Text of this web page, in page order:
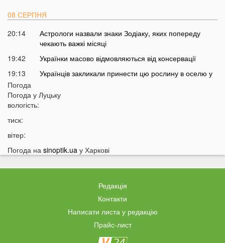
08 СЕРПНЯ
20:14
Астрологи назвали знаки Зодіаку, яких попереду
чекають важкі місяці
19:42
Українки масово відмовляються від консервації
19:13
Українців закликали принести цю рослину в оселю у
18:41
Мороз чи аномальне тепло: якою буде зима в Україні
17:40
17:14
У Луцьку на Ковельській зіткнулися два авто:
На Волині тракторист збив на смерть 58-річного
На фронті загинув 34-річний Герой з Волині
Погода
Погода у Луцьку
вологість:
тиск:
вітер:
Погода на sinoptik.ua у Харкові
Редакція
Контакти
Написати листа у редакцію
Прайс-лист